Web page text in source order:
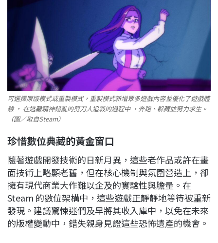
可選擇原版模式或重製模式，重製模式新增眾多遊戲內容並優化了遊戲體
驗 • 在逃離精神錯亂的剪刀人追殺的過程中 ，奔跑、躲藏並努力求生。
（圖／取自Steam）
珍惜數位典藏的黃金窗口
隨著遊戲開發技術的日新月異，這些老作品或許在畫
面技術上略顯老舊，但在核心機制與氛圍營造上，卻
擁有現代商業大作難以企及的實驗性與膽量。在
Steam 的數位架構中，這些遊戲正靜靜地等待被重新
發現。建議驚悚迷們及早將其收入庫中，以免在未來
的版權變動中，錯失親身見證這些恐怖遺產的機會。